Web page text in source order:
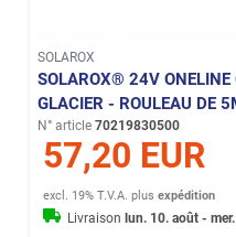
SOLAROX
SOLAROX® 24V ONELINE
GLACIER - ROULEAU DE
N° article 70219830500
57,20 EUR
excl. 19% T.V.A. plusexpédition
Livraison lun. 10. août -